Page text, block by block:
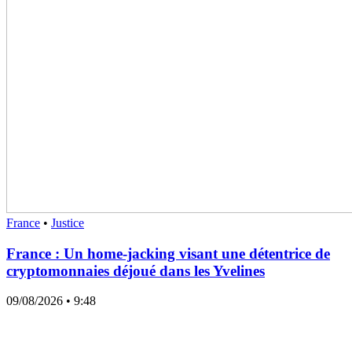
France • Justice
France : Un home-jacking visant une détentrice de
cryptomonnaies déjoué dans les Yvelines
09/08/2026 • 9:48